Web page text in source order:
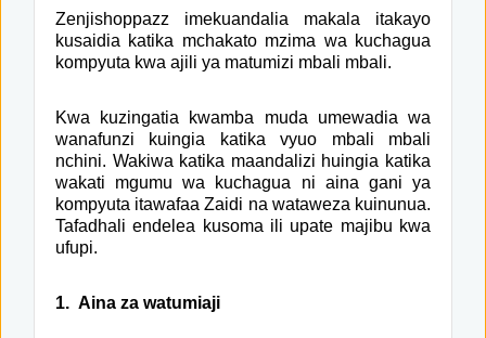
Zenjishoppazz imekuandalia makala itakayo
kusaidia katika mchakato mzima wa kuchagua
kompyuta kwa ajili ya matumizi mbali mbali.
Kwa kuzingatia kwamba muda umewadia wa
wanafunzi kuingia katika vyuo mbali mbali
nchini. Wakiwa katika maandalizi huingia katika
wakati mgumu wa kuchagua ni aina gani ya
kompyuta itawafaa Zaidi na wataweza kuinunua.
Tafadhali endelea kusoma ili upate majibu kwa
ufupi.
1. Aina za watumiaji